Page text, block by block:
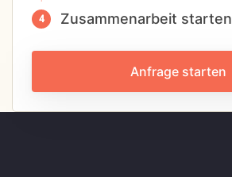
Zusammenarbeit starten
Anfrage starten